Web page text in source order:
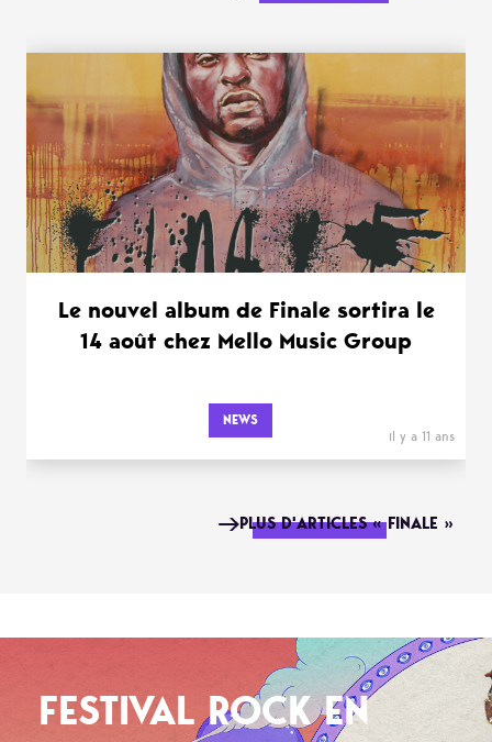
Le nouvel album de Finale sortira le
14 août chez Mello Music Group
NEWS
il y a 11 ans
PLUS D'ARTICLES « FINALE »
FESTIVAL ROCK EN